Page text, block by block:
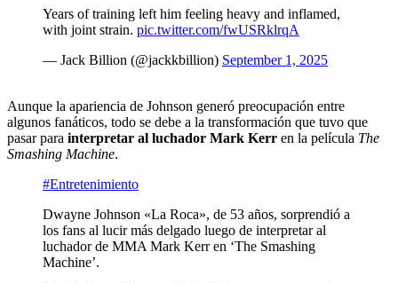
Years of training left him feeling heavy and inflamed,
with joint strain. pic.twitter.com/fwUSRklrqA
— Jack Billion (@jackkbillion) September 1, 2025
Aunque la apariencia de Johnson generó preocupación entre
algunos fanáticos, todo se debe a la transformación que tuvo que
pasar para interpretar al luchador Mark Kerr en la película The
Smashing Machine.
#Entretenimiento
Dwayne Johnson «La Roca», de 53 años, sorprendió a
los fans al lucir más delgado luego de interpretar al
luchador de MMA Mark Kerr en ‘The Smashing
Machine’.